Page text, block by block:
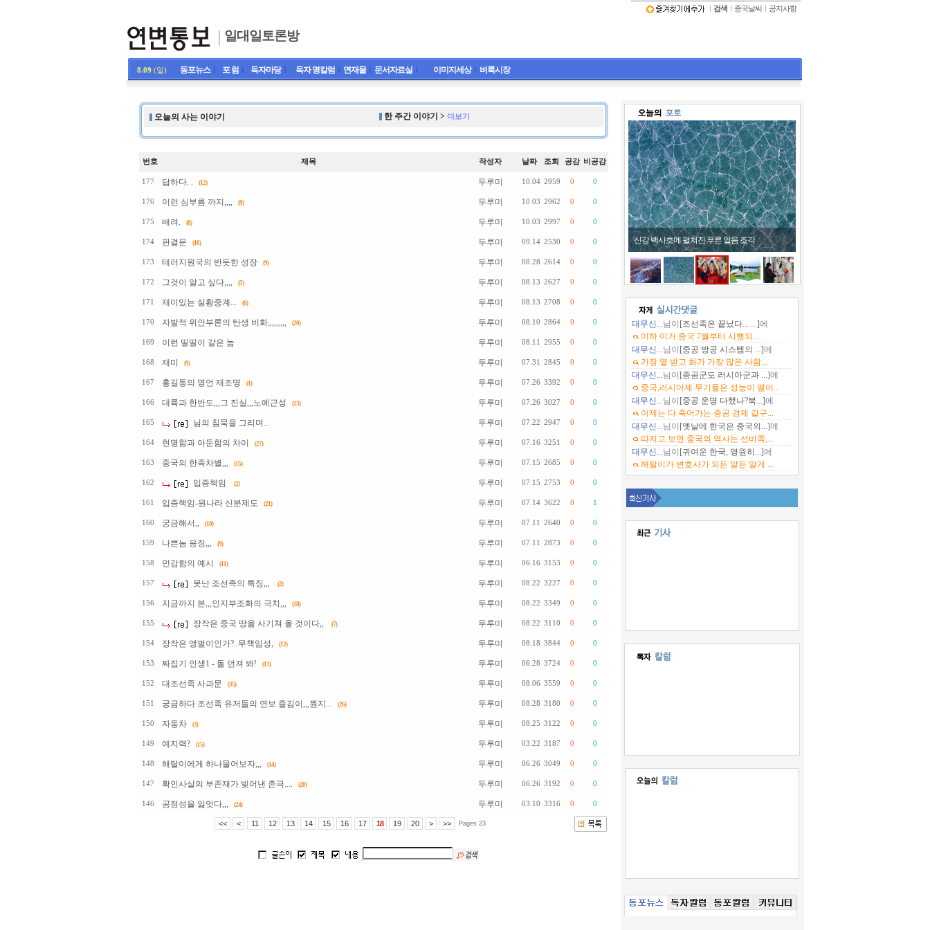
일대일토론방
검색 중국날씨 공지사항
8.09 (일) 동포뉴스ㅣ 포 럼 독자마당ㅣ 독자 명칼럼 연재물ㅣ 문서자료실 이미지세상ㅣ 벼룩시장
오늘의 사는 이야기 한 주간 이야기 > 더보기
번호 제목 작성자 날짜 조회 공감 비공감
177 답하다. . (12) 두루미 10.04 2959 0 0
176 이런 심부름 까지,,,, (9) 두루미 10.03 2962 0 0
175 배려. (8) 두루미 10.03 2997 0 0
174 판결문 (16) 두루미 09.14 2530 0 0
173 테러지원국의 반듯한 성장 (9) 두루미 08.28 2614 0 0
172 그것이 알고 싶다,,,, (5) 두루미 08.13 2627 0 0
171 재미있는 실황중계... (6) 두루미 08.13 2708 0 0
170 자발적 위안부론의 탄생 비화,,,,,,,,, (20) 두루미 08.10 2864 0 0
169 이런 띨띨이 같은 놈 두루미 08.11 2955 0 0
168 재미 (9) 두루미 07.31 2845 0 0
167 홍길동의 명언 재조명 (1) 두루미 07.26 3392 0 0
166 대륙과 한반도,,,그 진실,,,노예근성 (13) 두루미 07.26 3027 0 0
165 님의 침묵을 그리며... 두루미 07.22 2947 0 0
164 현명함과 아둔함의 차이 (27) 두루미 07.16 3251 0 0
163 중국의 한족차별,,, (15) 두루미 07.15 2685 0 0
162 입증책임 (2) 두루미 07.15 2753 0 0
161 입증책임-원나라 신분제도 (21) 두루미 07.14 3622 0 1
160 궁금해서,, (10) 두루미 07.11 2640 0 0
159 나쁜놈 응징,,, (9) 두루미 07.11 2873 0 0
158 민감함의 예시 (11) 두루미 06.16 3153 0 0
157 못난 조선족의 특징,,, (2) 두루미 08.22 3227 0 0
156 지금까지 본,,,인지부조화의 극치,,, (18) 두루미 08.22 3349 0 0
155 장작은 중국 땅을 사기쳐 올 것이다,, (7) 두루미 08.22 3110 0 0
154 장작은 앵벌이인가?..무책임성, (12) 두루미 08.18 3844 0 0
153 짜집기 인생1 - 돌 던져 봐! (13) 두루미 06.28 3724 0 0
152 대조선족 사과문 (35) 두루미 08.06 3559 0 0
151 궁금하다 조선족 유저들의 연보 즐김이,,,뭔지... (26) 두루미 08.28 3180 0 0
150 자동차 (3) 두루미 08.25 3122 0 0
149 예지력? (15) 두루미 03.22 3187 0 0
148 해탈이에게 하나물어보자,,, (14) 두루미 06.26 3049 0 0
147 확인사살의 부존재가 빚어낸 촌극.... (28) 두루미 06.26 3192 0 0
146 공정성을 잃엇다,,, (24) 두루미 03.10 3316 0 0
<< < 11 12 13 14 15 16 17 18 19 20 > >> Pages 23
신강 백사호에 펼쳐진 푸른 얼음 조각
대무신...님이 [조선족은 끝났다... ...]에
이하 이거 중국 7월부터 시행되...
대무신...님이 [중공 방공 시스템의 ...]에
가장 열 받고 화가 가장 많은 사람...
대무신...님이 [중공군도 러시아군과 ...]에
중국,러시아제 무기들은 성능이 떨어...
대무신...님이 [중공 운명 다했나?북...]에
이제는 다 죽어가는 중공 경제 같구...
대무신...님이 [옛날에 한국은 중국의...]에
따지고 보면 중국의 역사는 선비족,...
대무신...님이 [귀여운 한국, 영원히...]에
해탈이가 변호사가 되든 말든 알게 ...